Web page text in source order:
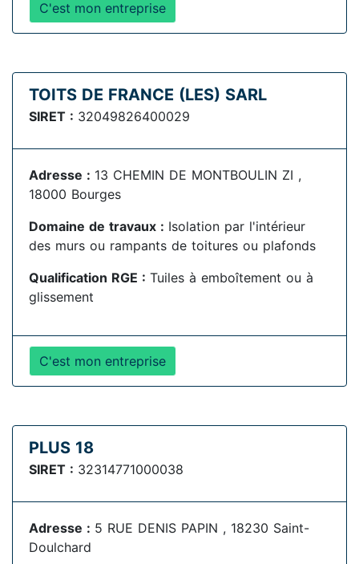
C'est mon entreprise
TOITS DE FRANCE (LES) SARL
SIRET : 32049826400029
Adresse : 13 CHEMIN DE MONTBOULIN ZI ,
18000 Bourges
Domaine de travaux : Isolation par l'intérieur
des murs ou rampants de toitures ou plafonds
Qualification RGE : Tuiles à emboîtement ou à
glissement
C'est mon entreprise
PLUS 18
SIRET : 32314771000038
Adresse : 5 RUE DENIS PAPIN , 18230 Saint-
Doulchard